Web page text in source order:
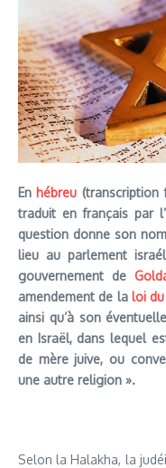
En hébreu (transcription
traduit en français par
question donne son
lieu au parlement
gouvernement de
amendement de la loi
ainsi qu’à son
en Israël, dans lequel
de mère juive, ou
une autre religion ».
Selon la Halakha, la